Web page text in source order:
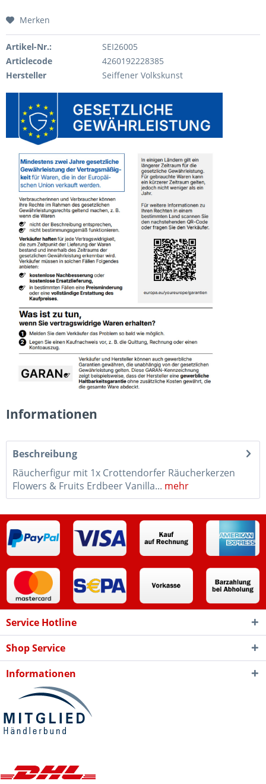
Merken
Artikel-Nr.:
SEI26005
Articlecode
4260192228385
Hersteller
Seiffener Volkskunst
Informationen
Beschreibung
Räucherfigur mit 1x Crottendorfer Räucherkerzen
Flowers & Fruits Erdbeer Vanilla... mehr
Service Hotline
Shop Service
Informationen